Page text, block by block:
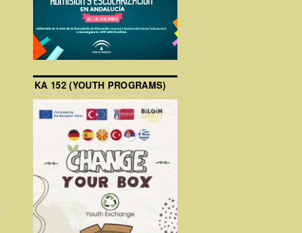
KA 152 (YOUTH PROGRAMS)